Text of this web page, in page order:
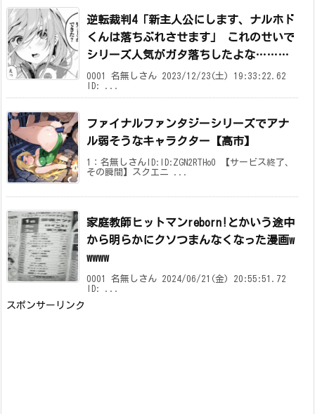
逆転裁判4「新主人公にします、ナルホド
くんは落ちぶれさせます」 これのせいで
シリーズ人気がガタ落ちしたよな………
0001 名無しさん 2023/12/23(土) 19:33:22.62
ID: ...
ファイナルファンタジーシリーズでアナ
ル弱そうなキャラクター【高市】
1：名無しさんID:ID:ZGN2RTHo0 【サービス終了、
その瞬間】スクエニ ...
家庭教師ヒットマンreborn!とかいう途中
から明らかにクソつまんなくなった漫画w
wwww
0001 名無しさん 2024/06/21(金) 20:55:51.72
ID: ...
スポンサーリンク